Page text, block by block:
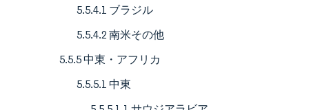
5.5.4.1 ブラジル
5.5.4.2 南米その他
5.5.5 中東・アフリカ
5.5.5.1 中東